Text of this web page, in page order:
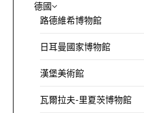
德國
路德維希博物館
日耳曼國家博物館
漢堡美術館
瓦爾拉夫-里夏茨博物館